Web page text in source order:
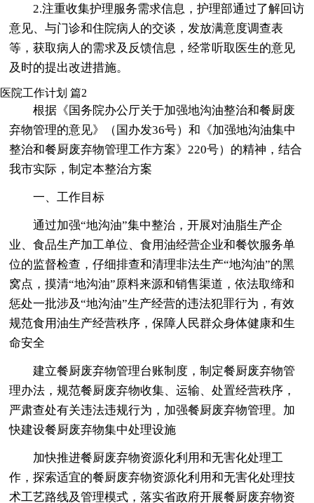
2.注重收集护理服务需求信息，护理部通过了解回访
意见、与门诊和住院病人的交谈，发放满意度调查表
等，获取病人的需求及反馈信息，经常听取医生的意见
及时的提出改进措施。
医院工作计划 篇2
根据《国务院办公厅关于加强地沟油整治和餐厨废
弃物管理的意见》（国办发36号）和《加强地沟油集中
整治和餐厨废弃物管理工作方案》220号）的精神，结合
我市实际，制定本整治方案
一、工作目标
通过加强“地沟油”集中整治，开展对油脂生产企
业、食品生产加工单位、食用油经营企业和餐饮服务单
位的监督检查，仔细排查和清理非法生产“地沟油”的黑
窝点，摸清“地沟油”原料来源和销售渠道，依法取缔和
惩处一批涉及“地沟油”生产经营的违法犯罪行为，有效
规范食用油生产经营秩序，保障人民群众身体健康和生
命安全
建立餐厨废弃物管理台账制度，制定餐厨废弃物管
理办法，规范餐厨废弃物收集、运输、处置经营秩序，
严肃查处有关违法违规行为，加强餐厨废弃物管理。加
快建设餐厨废弃物集中处理设施
加快推进餐厨废弃物资源化利用和无害化处理工
作，探索适宜的餐厨废弃物资源化利用和无害化处理技
术工艺路线及管理模式，落实省政府开展餐厨废弃物资